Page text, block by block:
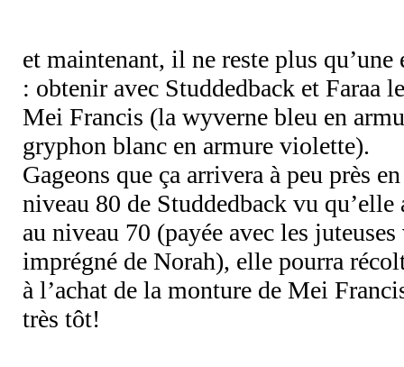
et maintenant, il ne reste plus qu’une
: obtenir avec Studdedback et Faraa
Mei Francis (la wyverne bleu en
gryphon blanc en armure violette).
Gageons que ça arrivera à peu près
niveau 80 de Studdedback vu
au niveau 70 (payée avec les
imprégné de Norah), elle pourra
à l’achat de la monture de Mei
très tôt!